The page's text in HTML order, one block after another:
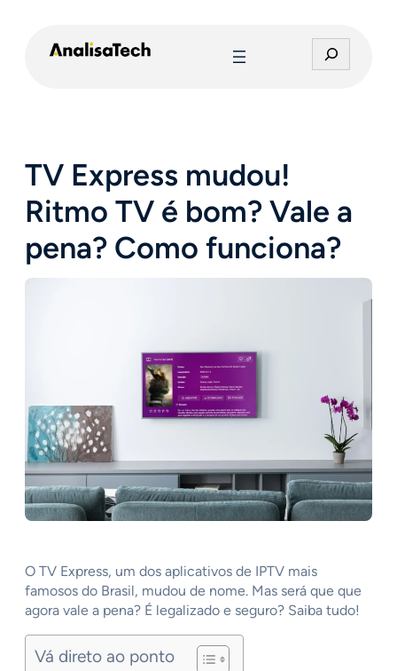
e
TV Express mudou!
Ritmo TV é bom? Vale a
pena? Como funciona?
O TV Express, um dos aplicativos de IPTV mais
famosos do Brasil, mudou de nome. Mas será que que
agora vale a pena? É legalizado e seguro? Saiba tudo!
Vá direto ao ponto